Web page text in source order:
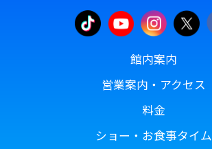
館内案内
営業案内・アクセス
料金
ショー・お食事タイム